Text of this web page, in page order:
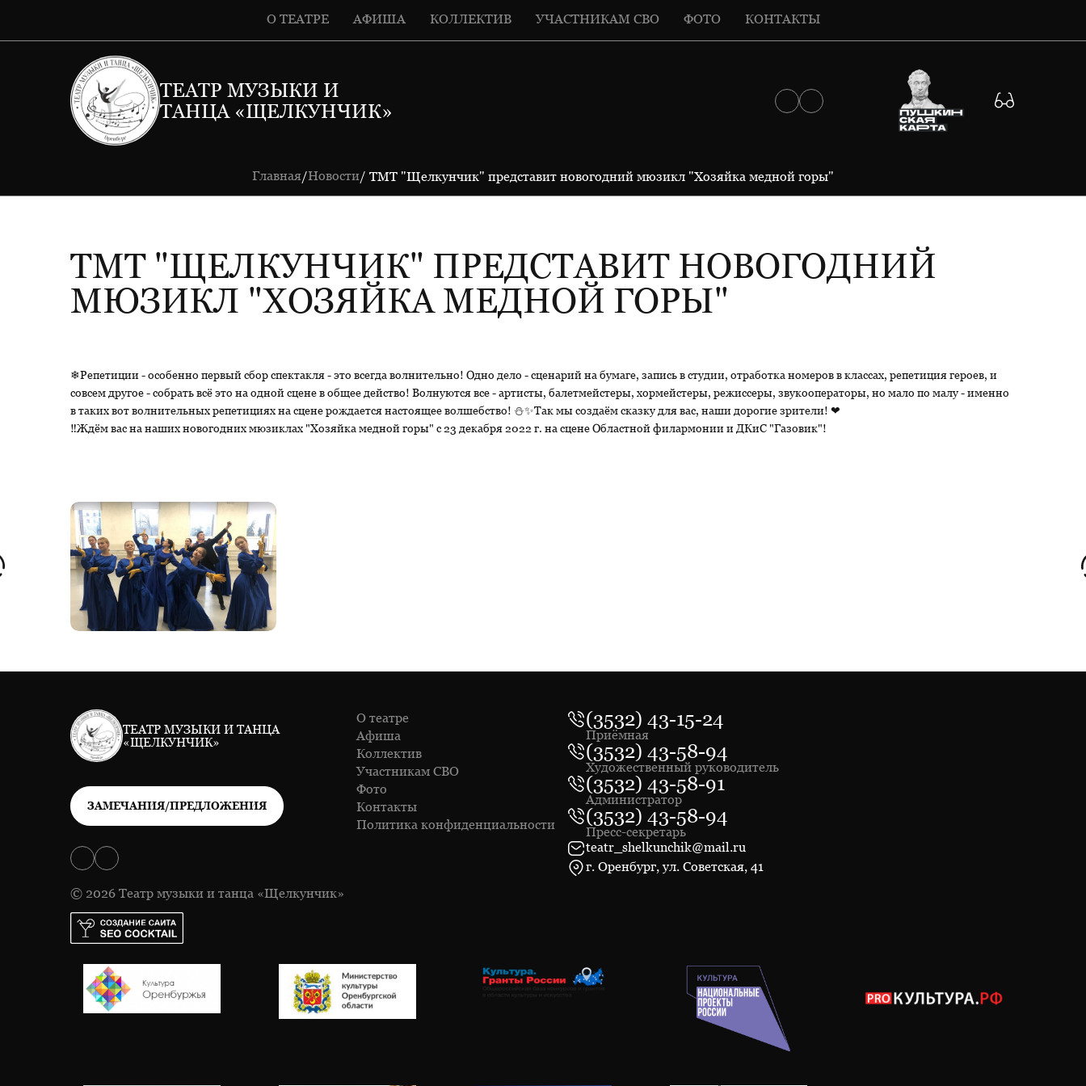
О ТЕАТРЕ АФИША КОЛЛЕКТИВ УЧАСТНИКАМ СВО ФОТО КОНТАКТЫ
ТЕАТР МУЗЫКИ И
ТАНЦА «ЩЕЛКУНЧИК»
Главная/Новости/ ТМТ "Щелкунчик" представит новогодний мюзикл "Хозяйка медной горы"
ТМТ "ЩЕЛКУНЧИК" ПРЕДСТАВИТ НОВОГОДНИЙ
МЮЗИКЛ "ХОЗЯЙКА МЕДНОЙ ГОРЫ"
❄Репетиции - особенно первый сбор спектакля - это всегда волнительно! Одно дело - сценарий на бумаге, запись в студии, отработка номеров в классах, репетиция героев, и
совсем другое - собрать всё это на одной сцене в общее действо! Волнуются все - артисты, балетмейстеры, хормейстеры, режиссеры, звукооператоры, но мало по малу - именно
в таких вот волнительных репетициях на сцене рождается настоящее волшебство! ⛄✨Так мы создаём сказку для вас, наши дорогие зрители! ❤
‼️Ждём вас на наших новогодних мюзиклах "Хозяйка медной горы" с 23 декабря 2022 г. на сцене Областной филармонии и ДКиС "Газовик"!
ТЕАТР МУЗЫКИ И ТАНЦА
«ЩЕЛКУНЧИК»
ЗАМЕЧАНИЯ/ПРЕДЛОЖЕНИЯ
© 2026 Театр музыки и танца «Щелкунчик»
О театре
Афиша
Коллектив
Участникам СВО
Фото
Контакты
Политика конфиденциальности
(3532) 43-15-24
Приёмная
(3532) 43-58-94
Художественный руководитель
(3532) 43-58-91
Администратор
(3532) 43-58-94
Пресс-секретарь
teatr_shelkunchik@mail.ru
г. Оренбург, ул. Советская, 41